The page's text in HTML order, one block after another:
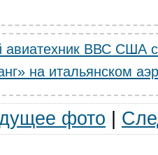
авиатехник ВВС США
на итальянском
фото